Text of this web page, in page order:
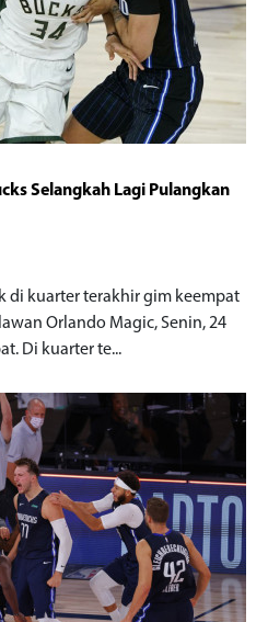
Selangkah Lagi Pulangkan
di kuarter terakhir gim keempat
Orlando Magic, Senin, 24
Di kuarter te...